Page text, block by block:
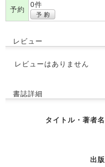
予約
0件
レビュー
レビューはありません
書誌詳細
タイトル・著者名
出版